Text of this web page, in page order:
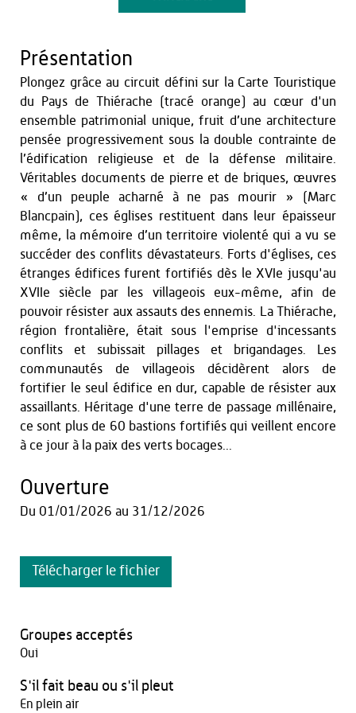
Présentation
Plongez grâce au circuit défini sur la Carte Touristique
du Pays de Thiérache (tracé orange) au cœur d'un
ensemble patrimonial unique, fruit d’une architecture
pensée progressivement sous la double contrainte de
l’édification religieuse et de la défense militaire.
Véritables documents de pierre et de briques, œuvres
« d’un peuple acharné à ne pas mourir » (Marc
Blancpain), ces églises restituent dans leur épaisseur
même, la mémoire d’un territoire violenté qui a vu se
succéder des conflits dévastateurs. Forts d'églises, ces
étranges édifices furent fortifiés dès le XVIe jusqu'au
XVIIe siècle par les villageois eux-même, afin de
pouvoir résister aux assauts des ennemis. La Thiérache,
région frontalière, était sous l'emprise d'incessants
conflits et subissait pillages et brigandages. Les
communautés de villageois décidèrent alors de
fortifier le seul édifice en dur, capable de résister aux
assaillants. Héritage d'une terre de passage millénaire,
ce sont plus de 60 bastions fortifiés qui veillent encore
à ce jour à la paix des verts bocages...
Ouverture
Du 01/01/2026 au 31/12/2026
Télécharger le fichier
Groupes acceptés
Oui
S'il fait beau ou s'il pleut
En plein air